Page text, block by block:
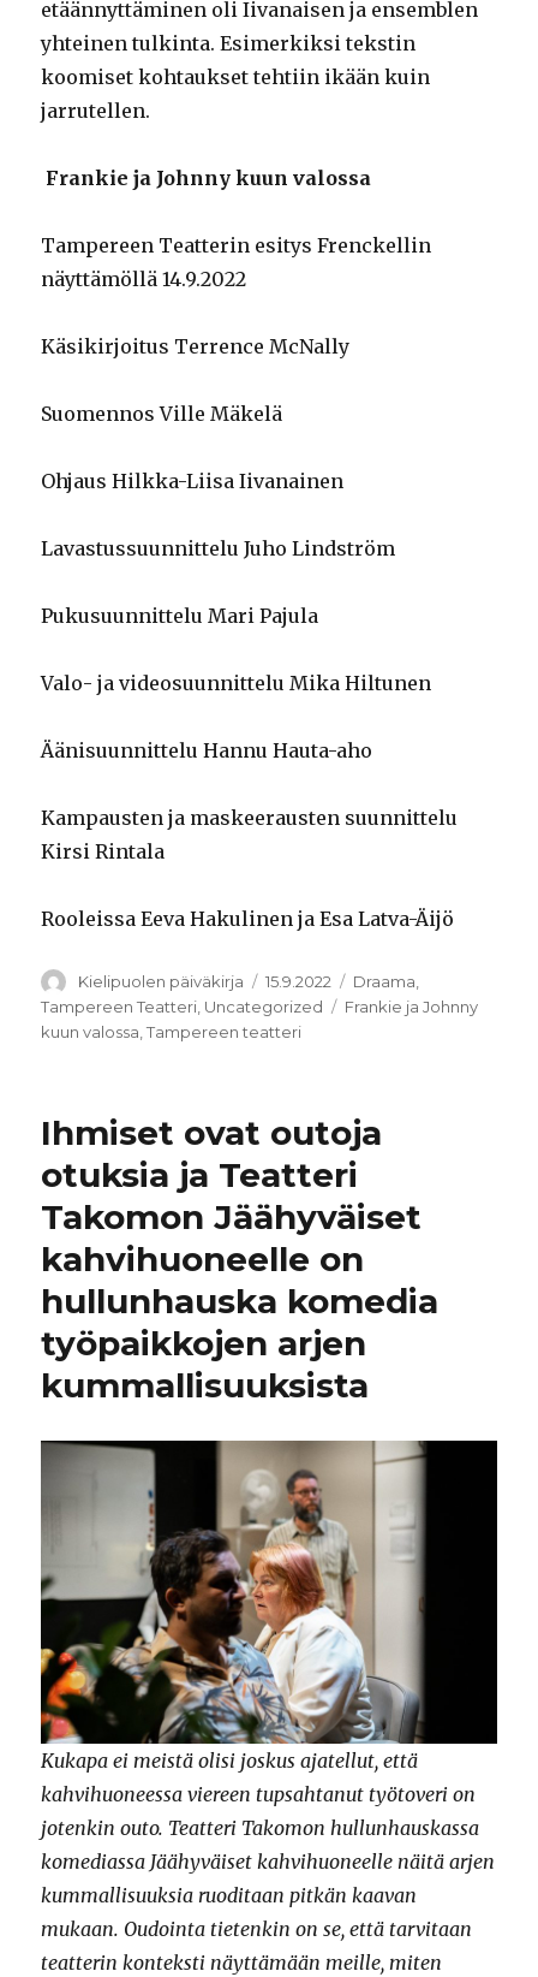
etäännyttäminen oli Iivanaisen ja ensemblen
yhteinen tulkinta. Esimerkiksi tekstin
koomiset kohtaukset tehtiin ikään kuin
jarrutellen.
Frankie ja Johnny kuun valossa
Tampereen Teatterin esitys Frenckellin
näyttämöllä 14.9.2022
Käsikirjoitus Terrence McNally
Suomennos Ville Mäkelä
Ohjaus Hilkka-Liisa Iivanainen
Lavastussuunnittelu Juho Lindström
Pukusuunnittelu Mari Pajula
Valo- ja videosuunnittelu Mika Hiltunen
Äänisuunnittelu Hannu Hauta-aho
Kampausten ja maskeerausten suunnittelu
Kirsi Rintala
Rooleissa Eeva Hakulinen ja Esa Latva-Äijö
Kirjoittaja
Kielipuolen päiväkirja Julkaistu
15.9.2022 Kategoriat
Draama
Tampereen Teatteri Uncategorized Avainsanat
Frankie ja Johnny
kuun valossa ,Tampereen teatteri
Ihmiset ovat outoja
otuksia ja Teatteri
Takomon Jäähyväiset
kahvihuoneelle on
hullunhauska komedia
työpaikkojen arjen
kummallisuuksista
Kukapa ei meistä olisi joskus ajatellut, että
kahvihuoneessa viereen tupsahtanut työtoveri on
jotenkin outo. Teatteri Takomon hullunhauskassa
komediassa Jäähyväiset kahvihuoneelle näitä arjen
kummallisuuksia ruoditaan pitkän kaavan
mukaan. Oudointa tietenkin on se, että tarvitaan
teatterin konteksti näyttämään meille, miten